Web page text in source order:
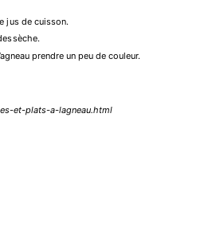
jus de cuisson.
prendre un peu de couleur.
et-plats-a-lagneau.html